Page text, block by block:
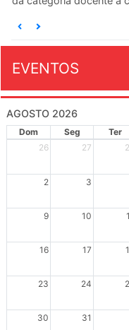
EVENTOS
AGOSTO 2026
Dom Seg Ter
26
27
2 3
9 10
16 17
23 24
30 31